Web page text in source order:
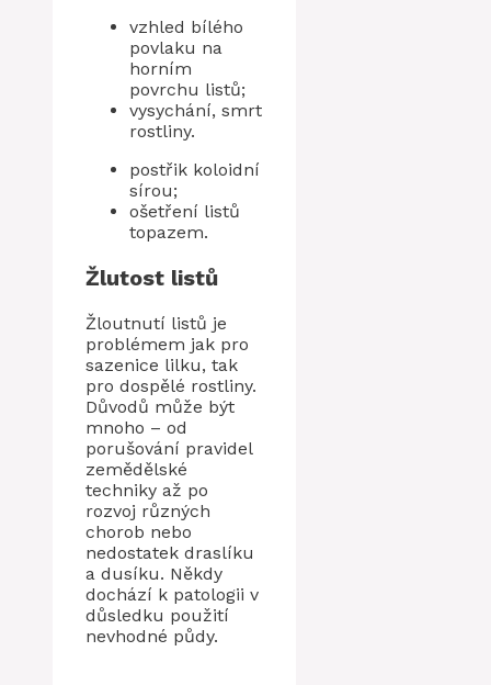
vzhled bílého
povlaku na
horním
povrchu listů;
vysychání, smrt
rostliny.
postřik koloidní
sírou;
ošetření listů
topazem.
Žlutost listů
Žloutnutí listů je
problémem jak pro
sazenice lilku, tak
pro dospělé rostliny.
Důvodů může být
mnoho – od
porušování pravidel
zemědělské
techniky až po
rozvoj různých
chorob nebo
nedostatek draslíku
a dusíku. Někdy
dochází k patologii v
důsledku použití
nevhodné půdy.